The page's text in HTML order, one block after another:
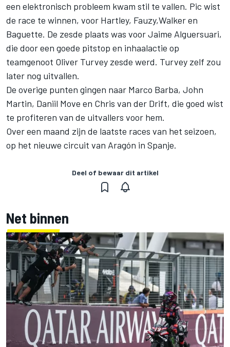
een elektronisch probleem kwam stil te vallen. Pic wist
de race te winnen, voor Hartley, Fauzy,Walker en
Baguette. De zesde plaats was voor Jaime Alguersuari,
die door een goede pitstop en inhaalactie op
teamgenoot Oliver Turvey zesde werd. Turvey zelf zou
later nog uitvallen.
De overige punten gingen naar Marco Barba, John
Martin, Daniil Move en Chris van der Drift, die goed wist
te profiteren van de uitvallers voor hem.
Over een maand zijn de laatste races van het seizoen,
op het nieuwe circuit van Aragón in Spanje.
Deel of bewaar dit artikel
Net binnen